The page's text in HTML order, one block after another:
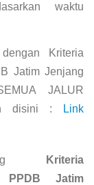
waktu
Kriteria
Jatim Jenjang
JALUR
disini :
Link
Kriteria
PPDB Jatim